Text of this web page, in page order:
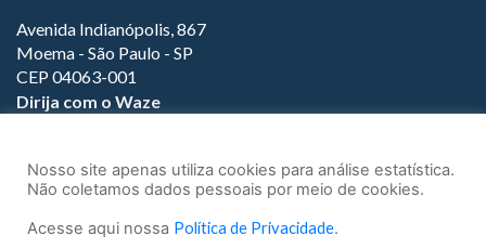
Avenida Indianópolis, 867
Moema - São Paulo - SP
CEP 04063-001
Dirija com o Waze
(11) 3147-1800
Nosso site apenas utiliza cookies para análise estatística.
Não coletamos dados pessoais por meio de cookies.
Acesse aqui nossa Política de Privacidade.